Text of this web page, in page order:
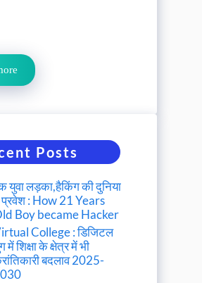
Posts
युवा लड़का,हैकिंग की दुनिया
: How 21 Years
Boy became Hacker
College : डिजिटल
में शिक्षा के क्षेत्र में भी
बदलाव 2025-